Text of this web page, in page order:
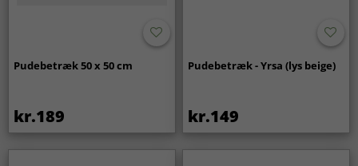
Pudebetræk 50 x 50 cm
kr.189
Pudebetræk - Yrsa (lys beige)
kr.149